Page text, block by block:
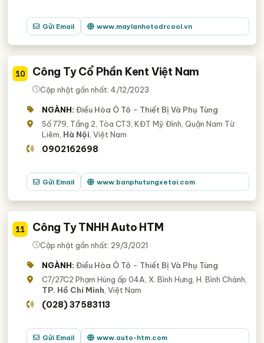
Gửi Email www.maylanhotodrcool.vn
10 Công Ty Cổ Phần Kent Việt Nam
Cập nhật gần nhất: 4/12/2023
NGÀNH: Điều Hòa Ô Tô - Thiết Bị Và Phụ Tùng
Số 779, Tầng 2, Tòa CT3, KĐT Mỹ Đình, Quận Nam Từ
Liêm, Hà Nội, Việt Nam
0902162698
Gửi Email www.banphutungxetai.com
11 Công Ty TNHH Auto HTM
Cập nhật gần nhất: 29/3/2021
NGÀNH: Điều Hòa Ô Tô - Thiết Bị Và Phụ Tùng
C7/27C2 Phạm Hùng ấp 04A, X. Bình Hưng, H. Bình Chánh,
TP. Hồ Chí Minh, Việt Nam
(028) 37583113
Gửi Email www.auto-htm.com